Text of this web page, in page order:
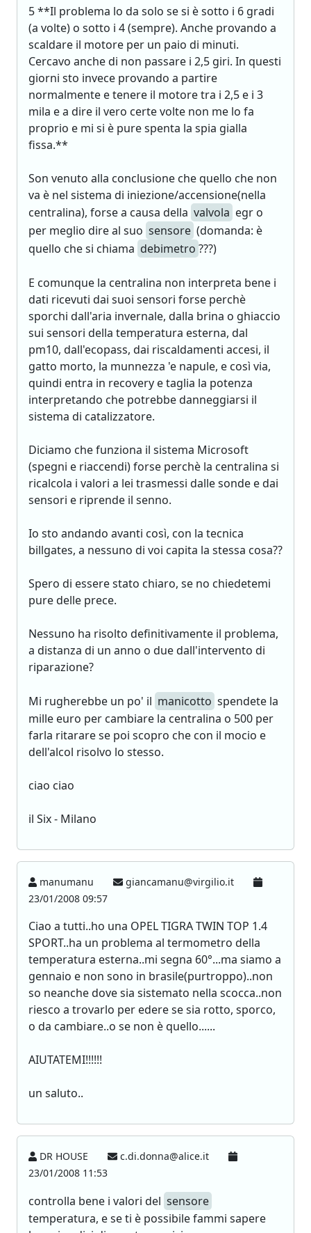
5 **Il problema lo da solo se si è sotto i 6 gradi
(a volte) o sotto i 4 (sempre). Anche provando a
scaldare il motore per un paio di minuti.
Cercavo anche di non passare i 2,5 giri. In questi
giorni sto invece provando a partire
normalmente e tenere il motore tra i 2,5 e i 3
mila e a dire il vero certe volte non me lo fa
proprio e mi si è pure spenta la spia gialla
fissa.**
Son venuto alla conclusione che quello che non
va è nel sistema di iniezione/accensione(nella
centralina), forse a causa della valvola egr o
per meglio dire al suo sensore (domanda: è
quello che si chiama debimetro ???)
E comunque la centralina non interpreta bene i
dati ricevuti dai suoi sensori forse perchè
sporchi dall'aria invernale, dalla brina o ghiaccio
sui sensori della temperatura esterna, dal
pm10, dall'ecopass, dai riscaldamenti accesi, il
gatto morto, la munnezza 'e napule, e così via,
quindi entra in recovery e taglia la potenza
interpretando che potrebbe danneggiarsi il
sistema di catalizzatore.
Diciamo che funziona il sistema Microsoft
(spegni e riaccendi) forse perchè la centralina si
ricalcola i valori a lei trasmessi dalle sonde e dai
sensori e riprende il senno.
Io sto andando avanti così, con la tecnica
billgates, a nessuno di voi capita la stessa cosa??
Spero di essere stato chiaro, se no chiedetemi
pure delle prece.
Nessuno ha risolto definitivamente il problema,
a distanza di un anno o due dall'intervento di
riparazione?
Mi rugherebbe un po' il manicotto spendete la
mille euro per cambiare la centralina o 500 per
farla ritarare se poi scopro che con il mocio e
dell'alcol risolvo lo stesso.
ciao ciao
il Six - Milano
manumanu
giancamanu@virgilio.it
23/01/2008 09:57
Ciao a tutti..ho una OPEL TIGRA TWIN TOP 1.4
SPORT..ha un problema al termometro della
temperatura esterna..mi segna 60°...ma siamo a
gennaio e non sono in brasile(purtroppo)..non
so neanche dove sia sistemato nella scocca..non
riesco a trovarlo per edere se sia rotto, sporco,
o da cambiare..o se non è quello......
AIUTATEMI!!!!!!
un saluto..
DR HOUSE
c.di.donna@alice.it
23/01/2008 11:53
controlla bene i valori del sensore
temperatura, e se ti è possibile fammi sapere